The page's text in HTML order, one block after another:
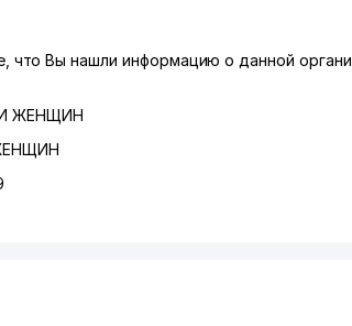
что Вы нашли информацию о данной
ЖЕНЩИН